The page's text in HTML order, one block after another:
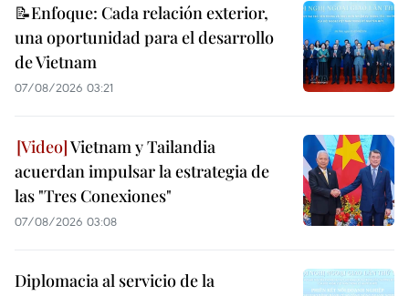
📝Enfoque: Cada relación exterior,
una oportunidad para el desarrollo
de Vietnam
07/08/2026 03:21
Vietnam y Tailandia
acuerdan impulsar la estrategia de
las "Tres Conexiones"
07/08/2026 03:08
Diplomacia al servicio de la